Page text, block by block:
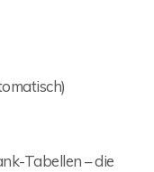
Tabellen – die